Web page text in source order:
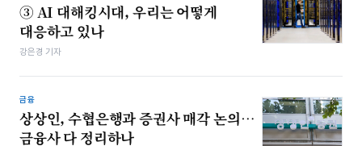
③ AI 대해킹시대, 우리는 어떻게
대응하고 있나
강은경 기자
금융
상상인, 수협은행과 증권사 매각 논의…
금융사 다 정리하나